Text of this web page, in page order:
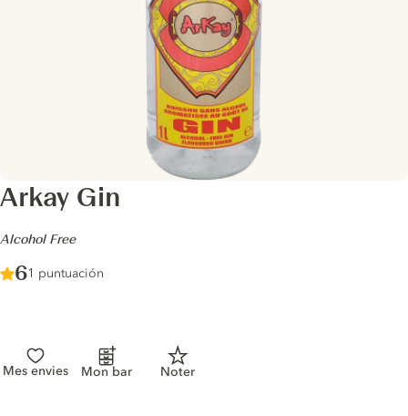
Arkay Gin
-
Alcohol Free
Score :
6/ 10
1 puntuación
Mes envies Mon bar Noter